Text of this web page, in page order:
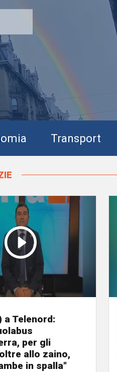
Transport
a Telenord:
per gli
allo zaino,
in spalla"